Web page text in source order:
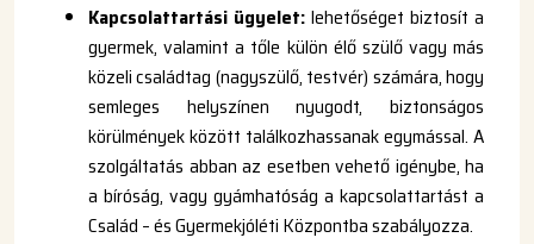
Kapcsolattartási ügyelet: lehetőséget biztosít a
gyermek, valamint a tőle külön élő szülő vagy más
közeli családtag (nagyszülő, testvér) számára, hogy
semleges helyszínen nyugodt, biztonságos
körülmények között találkozhassanak egymással. A
szolgáltatás abban az esetben vehető igénybe, ha
a bíróság, vagy gyámhatóság a kapcsolattartást a
Család – és Gyermekjóléti Központba szabályozza.